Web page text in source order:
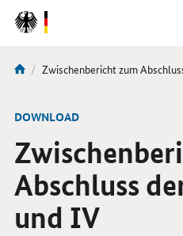
DirektZu:
Navigation
Sie
hier:
Aktuelle
Zwischenbericht zum
DOWNLOAD
Abschluss
und IV